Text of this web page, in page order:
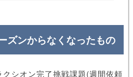
ズンからなくなったもの
クシオン完了挑戦課題(週間依頼